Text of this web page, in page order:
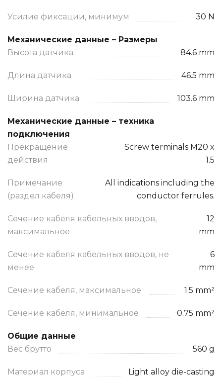
Усилие фиксации, минимум 30 N
Механические данные – Размеры
Высота датчика
84.6 mm
Длина датчика 46.5 mm
Ширина датчика 103.6 mm
Механические данные – техника
подключения
Прекращение
действия
Screw terminals M20 x
1.5
Примечание
(раздел кабеля)
All indications including the
conductor ferrules.
Сечение кабеля кабельных вводов,
максимальное
12
mm
Сечение кабеля кабельных вводов, не
менее
6
mm
Сечение кабеля, максимальное 1.5 mm²
Сечение кабеля, минимальное 0.75 mm²
Общие данные
Вес брутто
560 g
Материал корпуса Light alloy die-casting